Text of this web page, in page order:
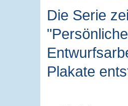
Die Serie
Plakate